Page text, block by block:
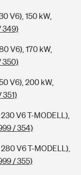
V6), 150 kW,
349)
V6), 170 kW,
350)
V6), 200 kW,
351)
V6 T-MODELL),
/ 354)
V6 T-MODELL),
/ 355)